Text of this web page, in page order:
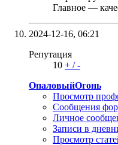
Главное —
2024-12-16, 06:21
Репутация
10 + /-
ОпаловыйОгонь
Просмотр
Сообщения
Личное
Записи в
Просмотр